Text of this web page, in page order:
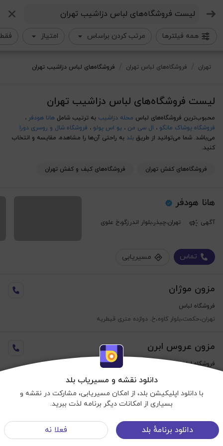
دانلود نقشه و مسیریاب بلد
با دانلود اپلیکیشن بلد، از امکان مسیریابی، مشارکت در نقشه و
بسیاری از امکانات دیگر برنامه لذت ببرید.
دانلود برنامهٔ بلد فعلا نه
تهران فروشگاه‌های لباس تهران فروشگاه‌های لباس دزاشیب تهران
لیست فروشگاه‌های لباس دزاشیب تهران
محبوب‌ترین فروشگاه‌های لباس محله دزاشیب به ترتیب شامل هانا هودفر ،
فروشگاه پوشاک مانگو ، ال سی من ، یو اس پولو ، فروشگاه شال و روسری دورا
می‌باشد. شما می‌توانید از طریق بلد به راحتی آن‌ها را مشاهده، مقایسه و انتخاب
کنید.
فروشگاه‌های کفش تهران فروشگاه‌های کیف و کفش تهران
هانا هودفر
آگهی تهران،چیذر،بلوار اندرزگو،خ علوی
تماس مسیریابی
مزون موژان
فروشگاه لباس
تهران،حکمت،بلوار کاوه،خ. دوازده متری قیطریه
مزون عروس ابرن
فروشگاه لباس
تهران،حکمت،خ. کریمی،خ. فیروزآبادی
فروشگاه لباس عروس
مسیح‌زاد
فروشگاه لباس
نمایش نقشه
جستجو
همه فیلترها
مرتب کردن براساس امتیاز
منوی سایت
©Balad ©OpenStreetMap شرایط استفاده